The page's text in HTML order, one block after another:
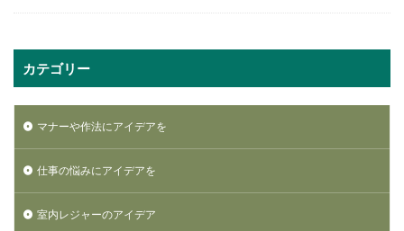
カテゴリー
マナーや作法にアイデアを
仕事の悩みにアイデアを
室内レジャーのアイデア